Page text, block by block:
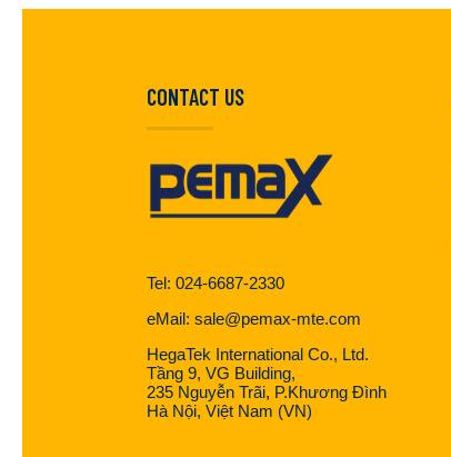
CONTACT US
Tel: 024-6687-2330
eMail: sale@pemax-mte.com
HegaTek International Co., Ltd.
Tầng 9, VG Building,
235 Nguyễn Trãi, P.Khương Đình
Hà Nội, Việt Nam (VN)